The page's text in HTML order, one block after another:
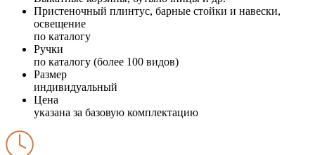
Пристеночный плинтус, барные стойки и навески,
освещение
по каталогу
Ручки
по каталогу (более 100 видов)
Размер
индивидуальный
Цена
указана за базовую комплектацию